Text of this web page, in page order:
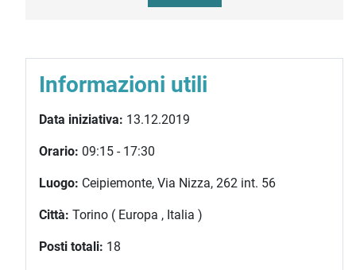
Informazioni utili
Data iniziativa: 13.12.2019
Orario: 09:15 - 17:30
Luogo: Ceipiemonte, Via Nizza, 262 int. 56
Città: Torino ( Europa , Italia )
Posti totali: 18